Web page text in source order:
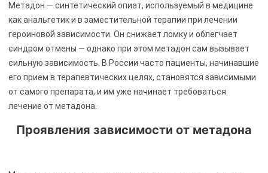
Метадон — синтетический опиат, используемый в медицине
как анальгетик и в заместительной терапии при лечении
героиновой зависимости. Он снижает ломку и облегчает
синдром отмены — однако при этом метадон сам вызывает
сильную зависимость. В России часто пациенты, начинавшие
его прием в терапевтических целях, становятся зависимыми
от самого препарата, и им уже начинает требоваться
лечение от метадона.
Проявления зависимости от метадона